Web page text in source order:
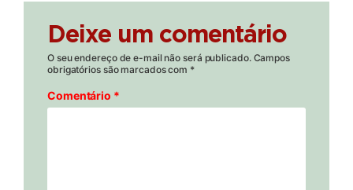
Deixe um comentário
O seu endereço de e-mail não será publicado. Campos
obrigatórios são marcados com *
Comentário *